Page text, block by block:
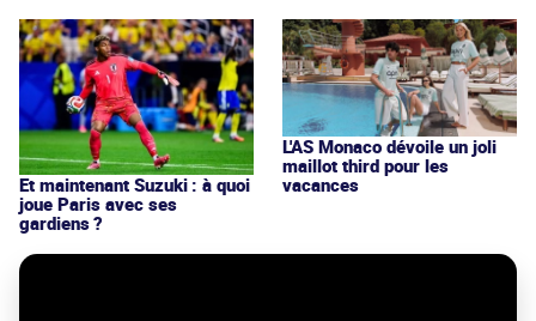
Et maintenant Suzuki : à quoi
joue Paris avec ses
gardiens ?
L'AS Monaco dévoile un joli
maillot third pour les
vacances